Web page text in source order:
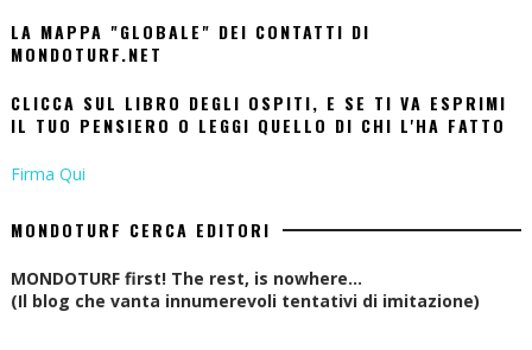
LA MAPPA "GLOBALE" DEI CONTATTI DI
MONDOTURF.NET
CLICCA SUL LIBRO DEGLI OSPITI, E SE TI VA ESPRIMI
IL TUO PENSIERO O LEGGI QUELLO DI CHI L'HA FATTO
Firma Qui
MONDOTURF CERCA EDITORI
MONDOTURF first! The rest, is nowhere...
(Il blog che vanta innumerevoli tentativi di imitazione)